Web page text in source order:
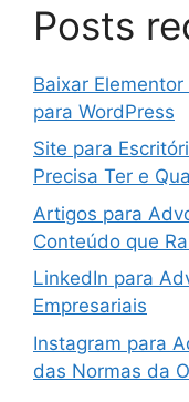
Posts
Baixar
para WordPress
Site para
Precisa Ter e
Artigos para
Conteúdo que
LinkedIn para
Empresariais
Instagram para
das Normas da